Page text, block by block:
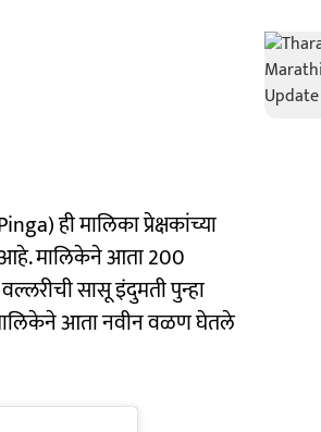
ही मालिका प्रेक्षकांच्या
आहे. मालिकेने आता 200
सासू इंदुमती पुन्हा
आता नवीन वळण घेतले